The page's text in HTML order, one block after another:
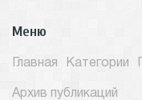
Меню
Главная Категории
Архив публикаций